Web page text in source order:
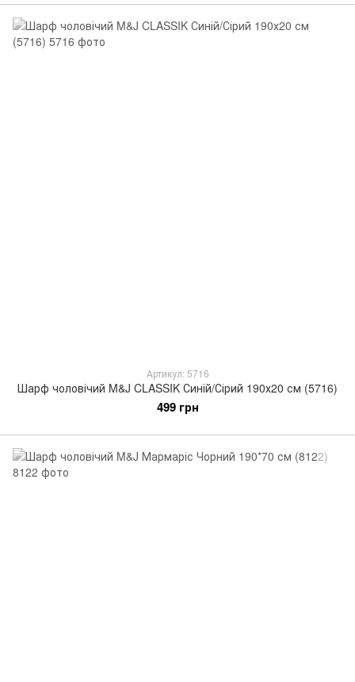
Артикул: 5716
Шарф чоловічий M&J CLASSIK Синій/Сірий 190х20 см (5716)
499 грн